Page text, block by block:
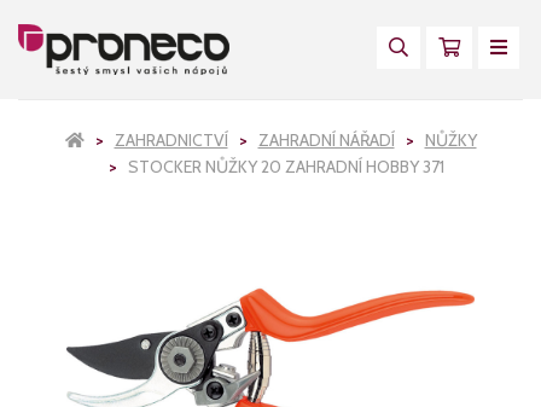
ZAHRADNICTVÍ ZAHRADNÍ NÁŘADÍ
NŮŽKY
STOCKER NŮŽKY 20 ZAHRADNÍ HOBBY 371